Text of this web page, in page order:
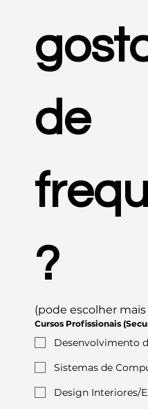
de
?
(pode escolher
Cursos Profissionais
Desenvolvimento
Sistemas de
Design Interiores/